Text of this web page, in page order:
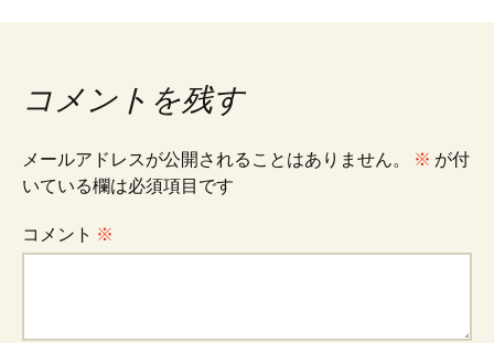
稿
ナ
ビ
ゲ
コメントを残す
メールアドレスが公開されることはありません。 ※ が付
いている欄は必須項目です
コメント ※